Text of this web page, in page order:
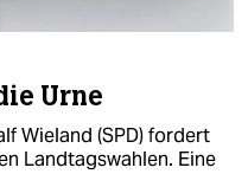
Urne
Wieland (SPD) fordert
Landtagswahlen. Eine